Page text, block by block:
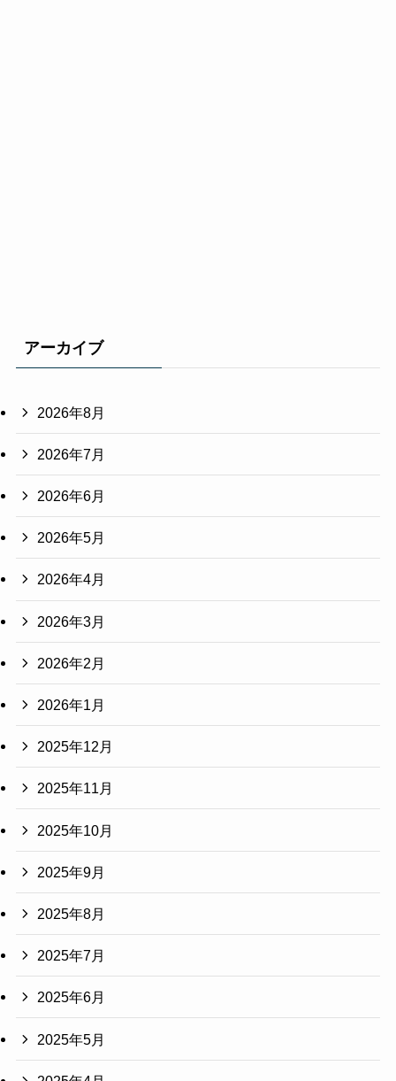
アーカイブ
2026年8月
2026年7月
2026年6月
2026年5月
2026年4月
2026年3月
2026年2月
2026年1月
2025年12月
2025年11月
2025年10月
2025年9月
2025年8月
2025年7月
2025年6月
2025年5月